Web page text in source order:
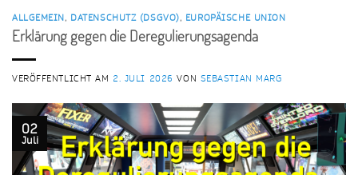
ALLGEMEIN, DATENSCHUTZ (DSGVO), EUROPÄISCHE UNION
Erklärung gegen die Deregulierungsagenda
VERÖFFENTLICHT AM 2. JULI 2026 VON SEBASTIAN MARG
02
Juli